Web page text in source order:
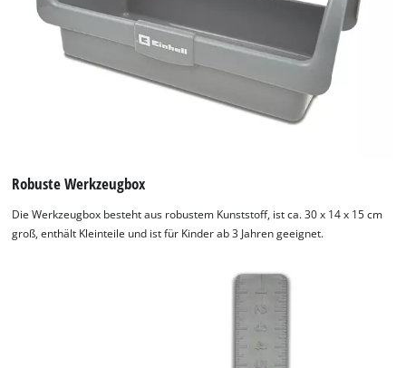
Robuste Werkzeugbox
Die Werkzeugbox besteht aus robustem Kunststoff, ist ca. 30 x 14 x 15 cm
groß, enthält Kleinteile und ist für Kinder ab 3 Jahren geeignet.